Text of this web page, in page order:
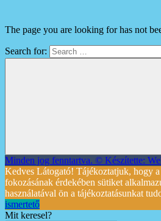
The page you are looking for has not
Search for:
Minden jog fenntartva. © Készítette:
Kedves Látogató! Tájékoztatjuk, hogy
fokozásának érdekében sütiket
használatával ön a tájékoztatásunkat
ismertető
Mit keresel?